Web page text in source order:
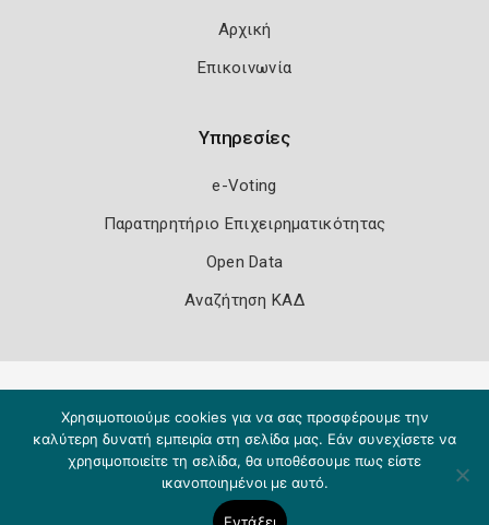
Αρχική
Επικοινωνία
Υπηρεσίες
e-Voting
Παρατηρητήριο Επιχειρηματικότητας
Open Data
Αναζήτηση ΚΑΔ
Χρησιμοποιούμε cookies για να σας προσφέρουμε την
καλύτερη δυνατή εμπειρία στη σελίδα μας. Εάν συνεχίσετε να
χρησιμοποιείτε τη σελίδα, θα υποθέσουμε πως είστε
ικανοποιημένοι με αυτό.
Εντάξει
Copyright 2026 Knowledge A.E.